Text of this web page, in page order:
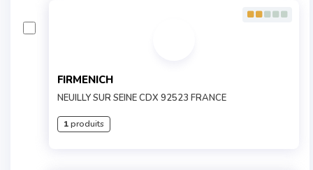
FIRMENICH
NEUILLY SUR SEINE CDX 92523 FRANCE
1produits